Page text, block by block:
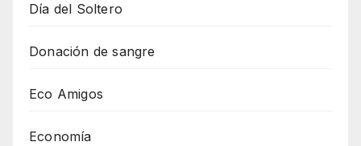
Día del Soltero
Donación de sangre
Eco Amigos
Economía